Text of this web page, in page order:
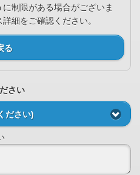
制限がある場合がございま
細をご確認ください。
る
さい
ださい)